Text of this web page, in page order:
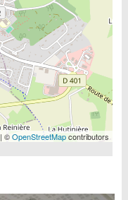
| ©OpenStreetMapcontributors